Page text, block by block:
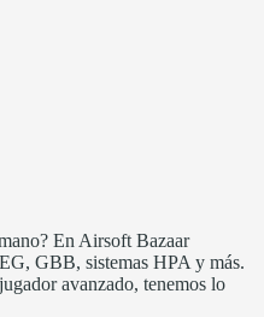
En Airsoft Bazaar
GBB, sistemas HPA y más.
avanzado, tenemos lo